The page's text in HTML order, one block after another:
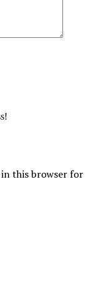
in this browser for